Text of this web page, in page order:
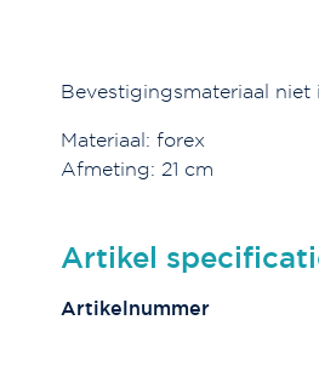
Bevestigingsmateriaal niet
Materiaal: forex
Afmeting: 21 cm
Artikel
Artikelnummer